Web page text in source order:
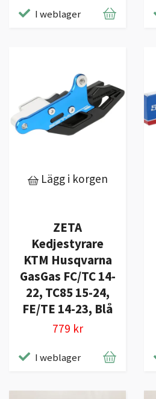
I weblager
Lägg i korgen
ZETA
Kedjestyrare
KTM Husqvarna
GasGas FC/TC 14-
22, TC85 15-24,
FE/TE 14-23, Blå
779 kr
I weblager